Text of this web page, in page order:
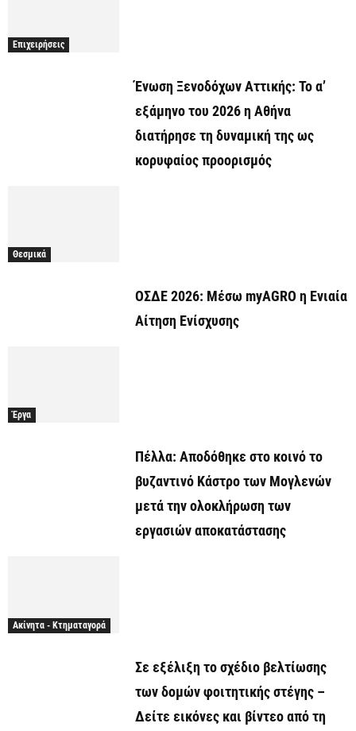
Επιχειρήσεις
Ένωση Ξενοδόχων Αττικής: Το α’
εξάμηνο του 2026 η Αθήνα
διατήρησε τη δυναμική της ως
κορυφαίος προορισμός
Θεσμικά
ΟΣΔΕ 2026: Μέσω myAGRO η Ενιαία
Αίτηση Ενίσχυσης
Έργα
Πέλλα: Αποδόθηκε στο κοινό το
βυζαντινό Κάστρο των Μογλενών
μετά την ολοκλήρωση των
εργασιών αποκατάστασης
Ακίνητα - Κτηματαγορά
Σε εξέλιξη το σχέδιο βελτίωσης
των δομών φοιτητικής στέγης –
Δείτε εικόνες και βίντεο από τη